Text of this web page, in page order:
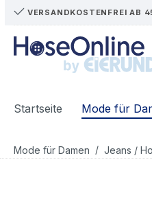
Hauptinhalt springen
Zur Suche springen
Zur Hauptnavigation
VERSANDKOSTENFREI AB
Startseite Mode für
Mode für Damen / Jeans /